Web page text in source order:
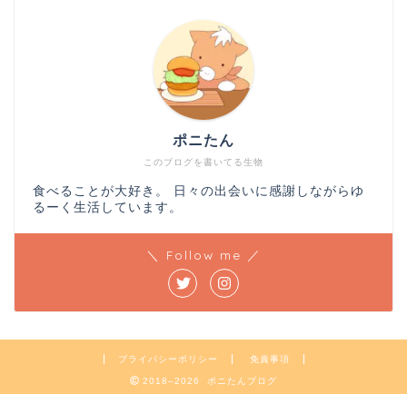
このブログを書いてる生物
ポニたん
食べることが大好き。 日々の出会いに感謝しながらゆ
るーく生活しています。
＼ Follow me ／
プライバシーポリシー 免責事項
2018–2026 ポニたんブログ